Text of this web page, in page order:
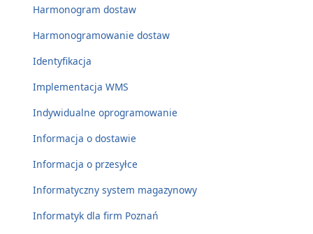
Harmonogram dostaw
Harmonogramowanie dostaw
Identyfikacja
Implementacja WMS
Indywidualne oprogramowanie
Informacja o dostawie
Informacja o przesyłce
Informatyczny system magazynowy
Informatyk dla firm Poznań